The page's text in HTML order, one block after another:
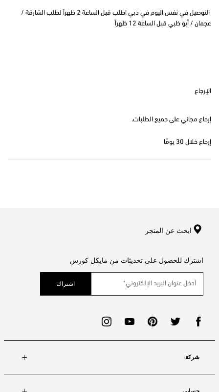
التوصيل في نفس اليوم في دبي اطلب قبل الساعة 2 ظهراً لطلب الشارقة /
عجمان / أبو ظبي قبل الساعة 12 ظهراً
الإرجاع
إرجاع مجاني على جميع الطلبات.
إرجاع خلال 30 يومًا
ابحث عن المتجر
اشترك للحصول على تحديثات من مايكل كورس
اشتراك
شركة